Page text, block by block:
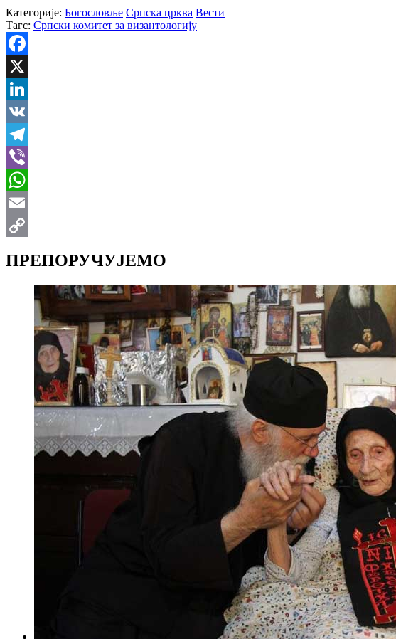
Категорије: Богословље Српска црква Вести
Тагс: Српски комитет за византологију
Facebook
X
LinkedIn
VK
Telegram
Viber
WhatsApp
Email
ПРЕПОРУЧУЈЕМО